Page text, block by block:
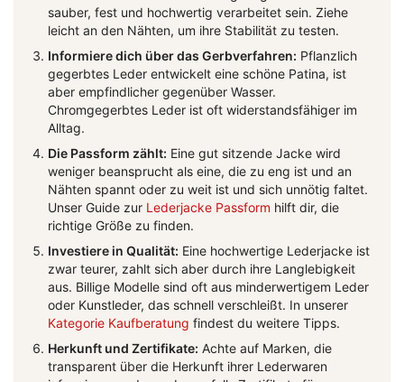
sauber, fest und hochwertig verarbeitet sein. Ziehe
leicht an den Nähten, um ihre Stabilität zu testen.
Informiere dich über das Gerbverfahren: Pflanzlich
gegerbtes Leder entwickelt eine schöne Patina, ist
aber empfindlicher gegenüber Wasser.
Chromgegerbtes Leder ist oft widerstandsfähiger im
Alltag.
Die Passform zählt: Eine gut sitzende Jacke wird
weniger beansprucht als eine, die zu eng ist und an
Nähten spannt oder zu weit ist und sich unnötig faltet.
Unser Guide zur Lederjacke Passform hilft dir, die
richtige Größe zu finden.
Investiere in Qualität: Eine hochwertige Lederjacke ist
zwar teurer, zahlt sich aber durch ihre Langlebigkeit
aus. Billige Modelle sind oft aus minderwertigem Leder
oder Kunstleder, das schnell verschleißt. In unserer
Kategorie Kaufberatung findest du weitere Tipps.
Herkunft und Zertifikate: Achte auf Marken, die
transparent über die Herkunft ihrer Lederwaren